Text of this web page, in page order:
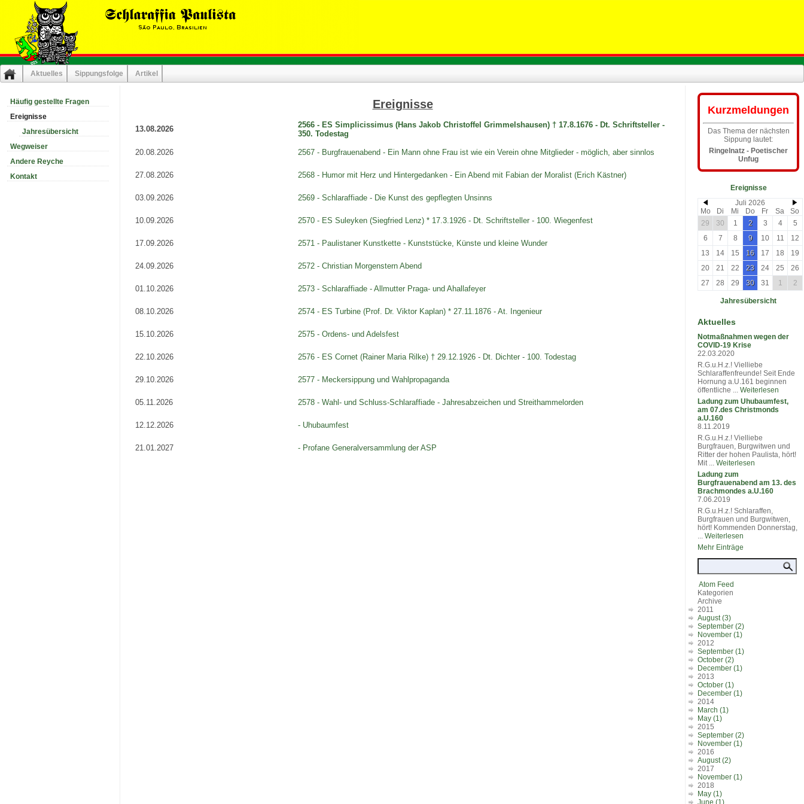
Aktuelles Sippungsfolge Artikel
Ereignisse
13.08.2026
2566 - ES Simplicissimus (Hans Jakob Christoffel Grimmelshausen) † 17.8.1676 - Dt. Schriftsteller -
350. Todestag
20.08.2026 2567 - Burgfrauenabend - Ein Mann ohne Frau ist wie ein Verein ohne Mitglieder - möglich, aber sinnlos
27.08.2026 2568 - Humor mit Herz und Hintergedanken - Ein Abend mit Fabian der Moralist (Erich Kästner)
03.09.2026 2569 - Schlaraffiade - Die Kunst des gepflegten Unsinns
10.09.2026 2570 - ES Suleyken (Siegfried Lenz) * 17.3.1926 - Dt. Schriftsteller - 100. Wiegenfest
17.09.2026 2571 - Paulistaner Kunstkette - Kunststücke, Künste und kleine Wunder
24.09.2026 2572 - Christian Morgenstern Abend
01.10.2026 2573 - Schlaraffiade - Allmutter Praga- und Ahallafeyer
08.10.2026 2574 - ES Turbine (Prof. Dr. Viktor Kaplan) * 27.11.1876 - At. Ingenieur
15.10.2026 2575 - Ordens- und Adelsfest
22.10.2026 2576 - ES Cornet (Rainer Maria Rilke) † 29.12.1926 - Dt. Dichter - 100. Todestag
29.10.2026 2577 - Meckersippung und Wahlpropaganda
05.11.2026 2578 - Wahl- und Schluss-Schlaraffiade - Jahresabzeichen und Streithammelorden
12.12.2026 - Uhubaumfest
21.01.2027 - Profane Generalversammlung der ASP
Häufig gestellte Fragen
Ereignisse
Jahresübersicht
Wegweiser
Andere Reyche
Kontakt
Kurzmeldungen
Das Thema der nächsten
Sippung lautet:
Ringelnatz - Poetischer
Unfug
Ereignisse
Juli 2026
Mo
Di Mi Do Fr Sa
So
29
30 1 2 3 4
5
6
7 8 9 10 11
12
13
14 15 16 17 18
19
20
21 22 23 24 25
26
27
28 29 30 31 1 2
Jahresübersicht
Aktuelles
Notmaßnahmen wegen der
COVID-19 Krise
22.03.2020
R.G.u.H.z.! Vielliebe
Schlaraffenfreunde! Seit Ende
Hornung a.U.161 beginnen
öffentliche ... Weiterlesen
Ladung zum Uhubaumfest,
am 07.des Christmonds
a.U.160
8.11.2019
R.G.u.H.z.! Vielliebe
Burgfrauen, Burgwitwen und
Ritter der hohen Paulista, hört!
Mit ... Weiterlesen
Ladung zum
Burgfrauenabend am 13. des
Brachmondes a.U.160
7.06.2019
R.G.u.H.z.! Schlaraffen,
Burgfrauen und Burgwitwen,
hört! Kommenden Donnerstag,
... Weiterlesen
Mehr Einträge
Atom Feed
Kategorien
Archive
2011
August (3)
September (2)
November (1)
2012
September (1)
October (2)
December (1)
2013
October (1)
December (1)
2014
March (1)
May (1)
2015
September (2)
November (1)
2016
August (2)
2017
November (1)
2018
May (1)
June (1)